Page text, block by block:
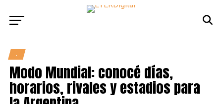
.
Modo Mundial: conocé días,
horarios, rivales y estadios para